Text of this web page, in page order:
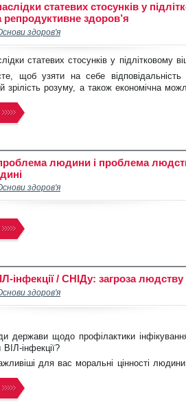
статевих стосунків у
репродуктивне здоров’я
здоров'я
статевих стосунків у підлітковому
щоб узяти на себе
зрілість розуму, а також економічна
людини і проблема
здоров'я
інфекції / СНІДу: загроза людству
здоров'я
держави щодо профілактики
інфекції?
для вас моральні цінності людини.